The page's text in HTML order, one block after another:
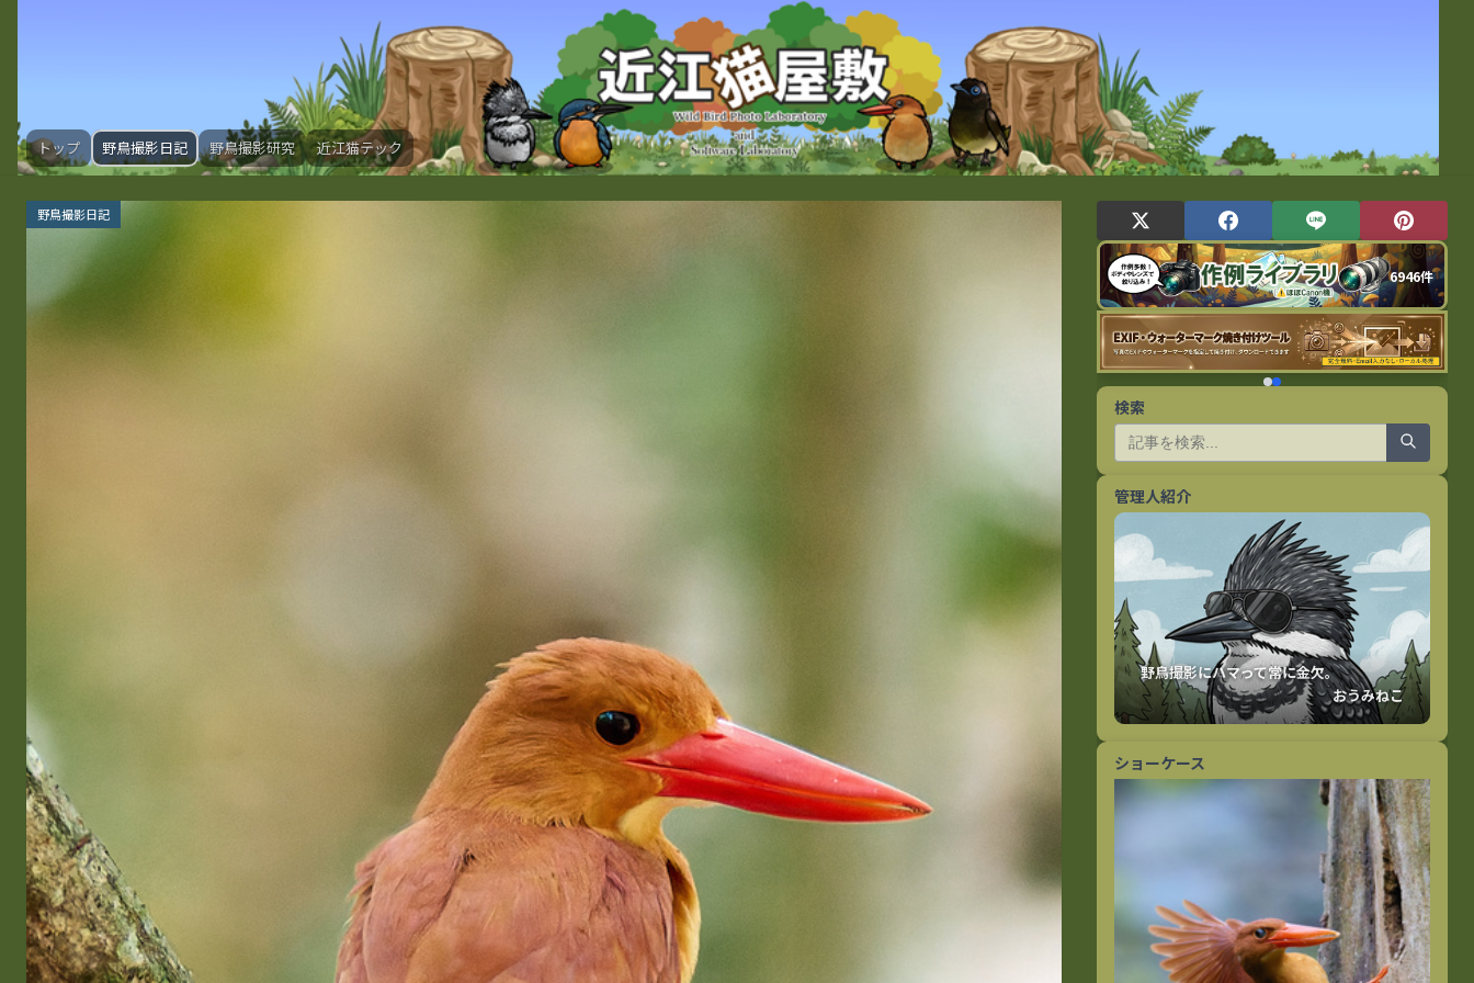
トップ 野鳥撮影日記 野鳥撮影研究 近江猫テック
野鳥撮影日記
6946件
検索
管理人紹介
おうみねこ
ショーケース